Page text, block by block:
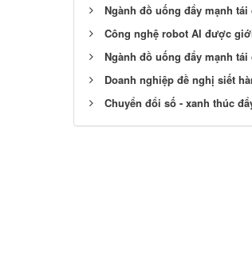
Ngành đồ uống đẩy mạnh
Công nghệ robot AI được
Ngành đồ uống đẩy mạnh
Doanh nghiệp đề nghị siết
Chuyển đổi số - xanh thúc